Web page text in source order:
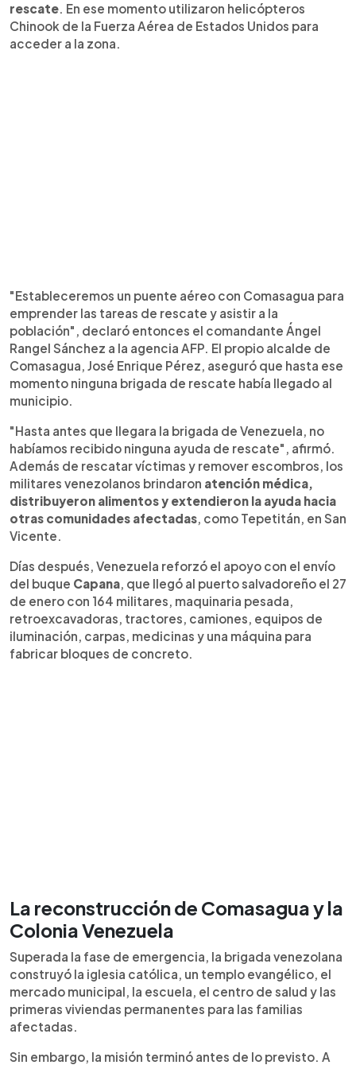
rescate. En ese momento utilizaron helicópteros
Chinook de la Fuerza Aérea de Estados Unidos para
acceder a la zona.
"Estableceremos un puente aéreo con Comasagua para
emprender las tareas de rescate y asistir a la
población", declaró entonces el comandante Ángel
Rangel Sánchez a la agencia AFP. El propio alcalde de
Comasagua, José Enrique Pérez, aseguró que hasta ese
momento ninguna brigada de rescate había llegado al
municipio.
"Hasta antes que llegara la brigada de Venezuela, no
habíamos recibido ninguna ayuda de rescate", afirmó.
Además de rescatar víctimas y remover escombros, los
militares venezolanos brindaron atención médica,
distribuyeron alimentos y extendieron la ayuda hacia
otras comunidades afectadas, como Tepetitán, en San
Vicente.
Días después, Venezuela reforzó el apoyo con el envío
del buque Capana, que llegó al puerto salvadoreño el 27
de enero con 164 militares, maquinaria pesada,
retroexcavadoras, tractores, camiones, equipos de
iluminación, carpas, medicinas y una máquina para
fabricar bloques de concreto.
La reconstrucción de Comasagua y la
Colonia Venezuela
Superada la fase de emergencia, la brigada venezolana
construyó la iglesia católica, un templo evangélico, el
mercado municipal, la escuela, el centro de salud y las
primeras viviendas permanentes para las familias
afectadas.
Sin embargo, la misión terminó antes de lo previsto. A